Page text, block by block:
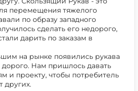
перемещения тяжелого
по образу западного
сделать его недорого,
дарить по заказам в
на рынке появились рукава
дорого. Нам пришлось давать
и проекту, чтобы потребитель
других.